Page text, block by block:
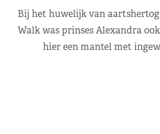
Bij het huwelijk van
Walk was prinses Alexandra
hier een mantel met